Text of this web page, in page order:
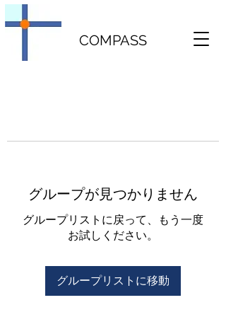
COMPASS
グループが見つかりません
グループリストに戻って、もう一度
お試しください。
グループリストに移動